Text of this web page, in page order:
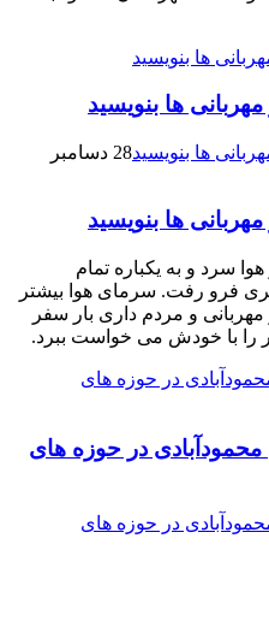
ها بنویسید
28 دسامبر
ها بنویسید
7 دی بود و هوا سرد و به یکباره تمام
فرو رفت. سرمای هوا بیشتر
و مردم داری بار سفر
را با خودش می خواست ببرد.
در حوزه های